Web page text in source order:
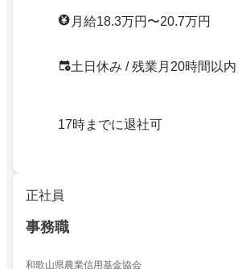
月給18.3万円〜20.7万円
土日休み / 残業月20時間以内
17時までに退社可
正社員
事務職
和歌山県農業信用基金協会